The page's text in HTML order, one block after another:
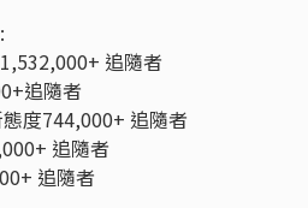
追隨者
追隨者
度744,000+ 追隨者
追隨者
追隨者